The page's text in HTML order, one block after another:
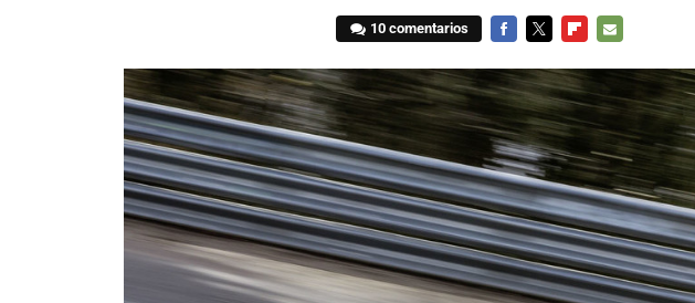
10 comentarios